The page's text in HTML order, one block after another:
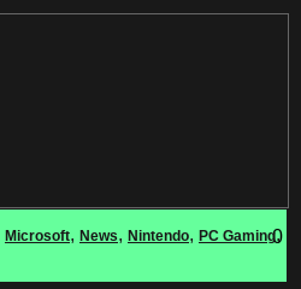
Microsoft, News, Nintendo, PC Gaming,
0